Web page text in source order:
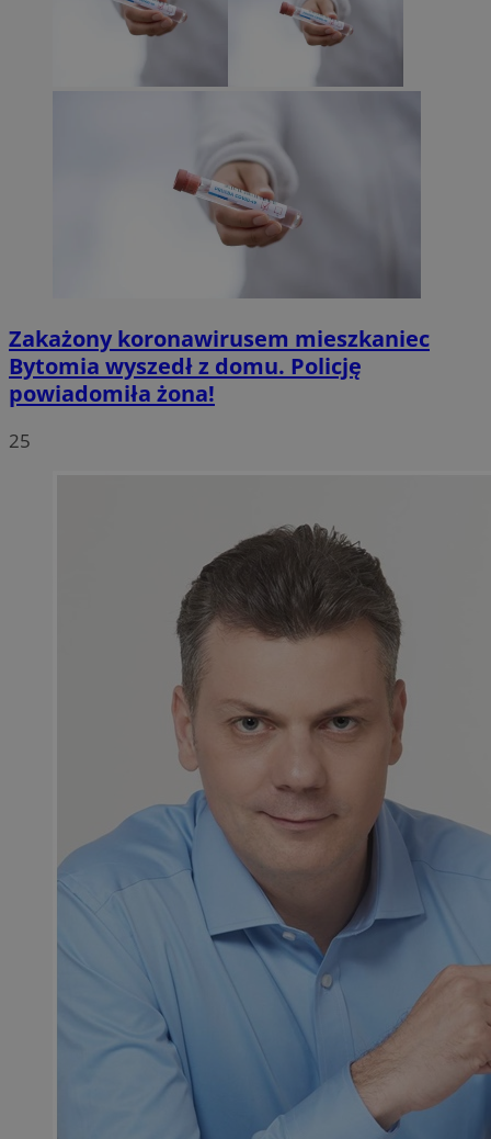
Zakażony koronawirusem mieszkaniec
Bytomia wyszedł z domu. Policję
powiadomiła żona!
25